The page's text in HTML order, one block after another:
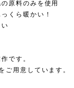
原料のみを使用
くら暖かい！
です。
ご用意しています。